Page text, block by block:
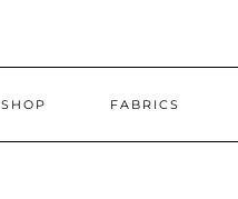
SHOP FABRICS